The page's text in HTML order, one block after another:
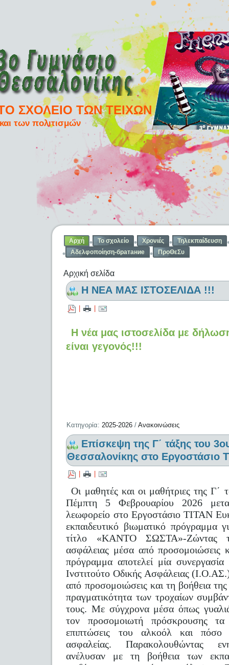
ΣΧΟΛΕΙΟ ΤΩΝ ΤΕΙΧΩΝ
και των πολιτισμών
Αρχή Το σχολείο Χρονιές
Τηλεκπαίδευση
Αδελφοποίηση-братание
ΠροΘεΣυ
Αρχική σελίδα
Η ΝΕΑ ΜΑΣ ΙΣΤΟΣΕΛΙΔΑ !!!
Η νέα μας ιστοσελίδα με
είναι γεγονός!!!
Κατηγορία: 2025-2026 /Ανακοινώσεις
Επίσκεψη της Γ΄ τάξης του
Θεσσαλονίκης στο Εργοστάσιο
Οι μαθητές και οι μαθήτριες της Γ΄
Πέμπτη 5 Φεβρουαρίου 2026
λεωφορείο στο Εργοστάσιο ΤΙΤΑΝ
εκπαιδευτικό βιωματικό πρόγραμμα
τίτλο «ΚΑΝΤΟ ΣΩΣΤΑ»-Ζώντας
ασφάλειας μέσα από προσομοιώσεις
πρόγραμμα αποτελεί μία
Ινστιτούτο Οδικής Ασφάλειας
από προσομοιώσεις και τη βοήθεια
πραγματικότητα των τροχαίων
τους. Με σύγχρονα μέσα όπως
τον προσομοιωτή πρόσκρουσης τα
επιπτώσεις του αλκοόλ και πόσο
ασφαλείας. Παρακολουθώντας
ανέλυσαν με τη βοήθεια των